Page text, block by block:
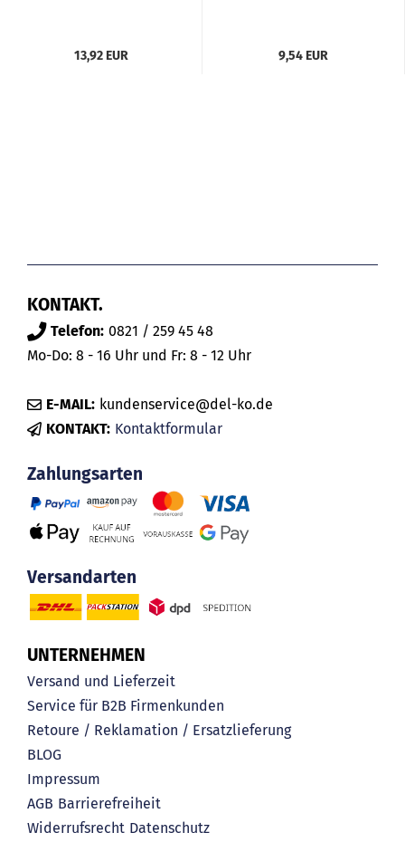
13,92 EUR 9,54 EUR
KONTAKT.
Telefon: 0821 / 259 45 48
Mo-Do: 8 - 16 Uhr und Fr: 8 - 12 Uhr
E-MAIL: kundenservice@del-ko.de
KONTAKT: Kontaktformular
Zahlungsarten
Versandarten
UNTERNEHMEN
Versand und Lieferzeit
Service für B2B Firmenkunden
Retoure / Reklamation / Ersatzlieferung
BLOG
Impressum
AGB Barrierefreiheit
Widerrufsrecht Datenschutz